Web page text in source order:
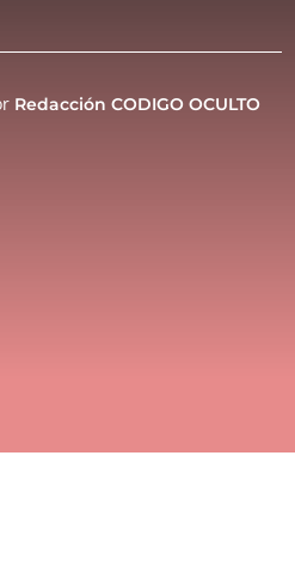
Redacción CODIGO OCULTO